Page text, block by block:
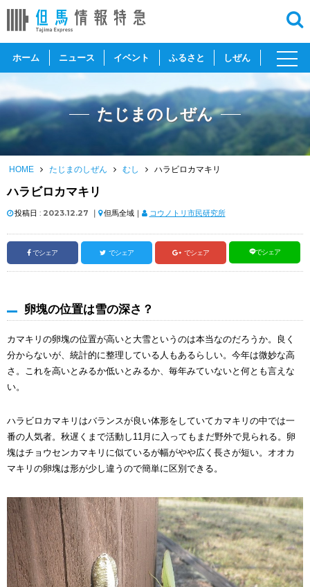
ホーム ニュース イベント ふるさと しぜん
toggle
たじまのしぜん
HOME たじまのしぜん むし ハラビロカマキリ
ハラビロカマキリ
投稿日 : 2023.12.27 ｜ 但馬全域｜ コウノトリ市民研究所
でシェア でシェア でシェア でシェア
卵塊の位置は雪の深さ？
カマキリの卵塊の位置が高いと大雪というのは本当なのだろうか。良く
分からないが、統計的に整理している人もあるらしい。今年は微妙な高
さ。これを高いとみるか低いとみるか、毎年みていないと何とも言えな
い。
ハラビロカマキリはバランスが良い体形をしていてカマキリの中では一
番の人気者。秋遅くまで活動し11月に入ってもまだ野外で見られる。卵
塊はチョウセンカマキリに似ているが幅がやや広く長さが短い。オオカ
マキリの卵塊は形が少し違うので簡単に区別できる。